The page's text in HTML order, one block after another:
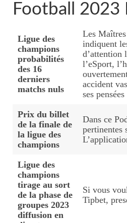
Football 2023
Ligue des
champions
probabilités
des 16
derniers
matchs nuls
Les
indiquent
d’attention
l’eSport,
accident
ses
Prix du billet
de la finale de
la ligue des
champions
Dans ce
pertinentes
Ligue des
champions
tirage au sort
de la phase de
groupes 2023
diffusion en
Si vous
Tipbet,